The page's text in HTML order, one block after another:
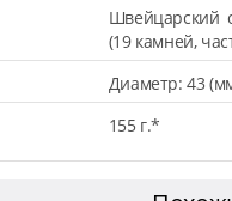
Швейцарский
(19 камней,
Диаметр: 43
155 г.*